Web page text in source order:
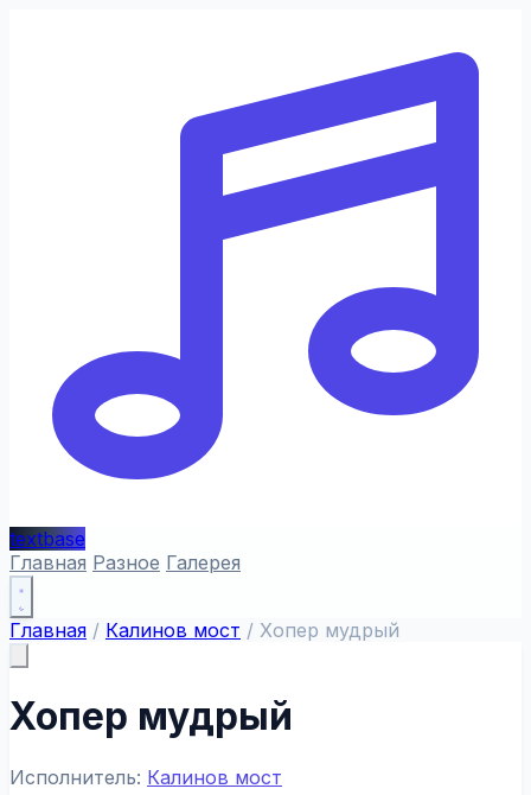
textbase
Главная Разное Галерея
Главная / Калинов мост / Хопер мудрый
Хопер мудрый
Исполнитель: Калинов мост